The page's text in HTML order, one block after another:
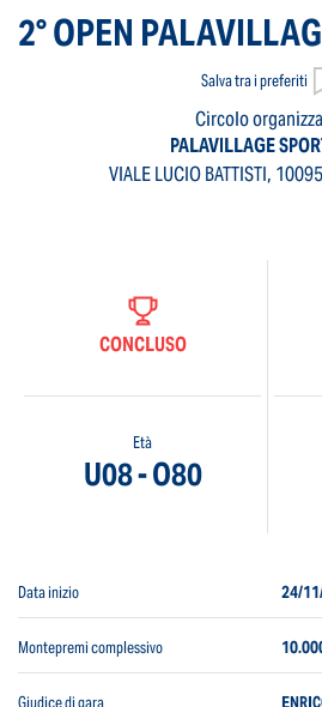
2° OPEN
Circolo
PALAVILLAGE
VIALE LUCIO BATTISTI,
Salva tra i preferiti
CONCLUSO
Età
U08 - O80
Data inizio 24/
Montepremi complessivo
Giudice di gara